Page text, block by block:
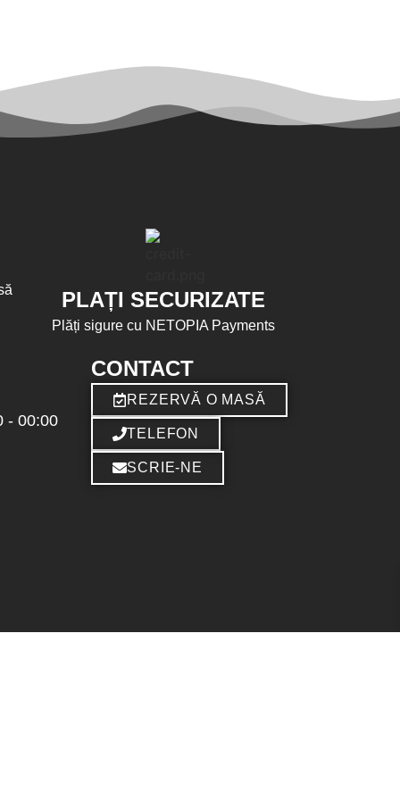
PLAȚI SECURIZATE
Plăți sigure cu NETOPIA Payments
- 00:00
CONTACT
REZERVĂ O MASĂ
TELEFON
SCRIE-NE